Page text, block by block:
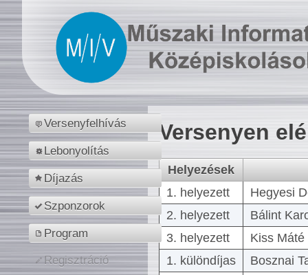
Versenyfelhívás
Lebonyolítás
Díjazás
Szponzorok
Program
Regisztráció
Versenyen
Helyezések
1. helyezett
Hegyesi
2. helyezett
Bálint
3. helyezett
Kiss
1. különdíjas
Bosznai